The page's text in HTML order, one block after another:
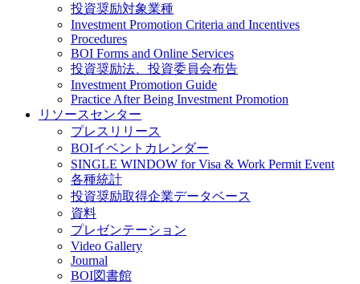
投資奨励対象業種
Investment Promotion Criteria and Incentives
Procedures
BOI Forms and Online Services
投資奨励法、投資委員会布告
Investment Promotion Guide
Practice After Being Investment Promotion
リソースセンター
プレスリリース
BOIイベントカレンダー
SINGLE WINDOW for Visa & Work Permit Event
各種統計
投資奨励取得企業データベース
資料
プレゼンテーション
Video Gallery
Journal
BOI図書館